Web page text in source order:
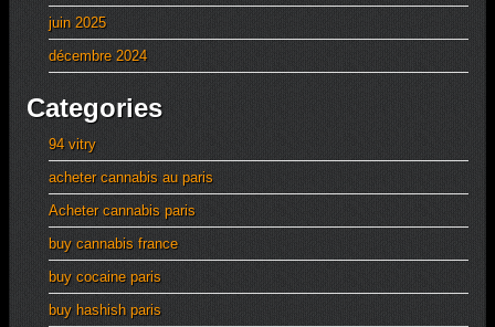
juin 2025
décembre 2024
Categories
94 vitry
acheter cannabis au paris
Acheter cannabis paris
buy cannabis france
buy cocaine paris
buy hashish paris